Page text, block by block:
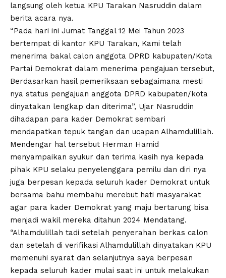
langsung oleh ketua KPU Tarakan Nasruddin dalam
berita acara nya.
“Pada hari ini Jumat Tanggal 12 Mei Tahun 2023
bertempat di kantor KPU Tarakan, Kami telah
menerima bakal calon anggota DPRD kabupaten/Kota
Partai Demokrat dalam menerima pengajuan tersebut,
Berdasarkan hasil pemeriksaan sebagaimana mesti
nya status pengajuan anggota DPRD kabupaten/kota
dinyatakan lengkap dan diterima”, Ujar Nasruddin
dihadapan para kader Demokrat sembari
mendapatkan tepuk tangan dan ucapan Alhamdulillah.
Mendengar hal tersebut Herman Hamid
menyampaikan syukur dan terima kasih nya kepada
pihak KPU selaku penyelenggara pemilu dan diri nya
juga berpesan kepada seluruh kader Demokrat untuk
bersama bahu membahu merebut hati masyarakat
agar para kader Demokrat yang maju bertarung bisa
menjadi wakil mereka ditahun 2024 Mendatang.
“Alhamdulillah tadi setelah penyerahan berkas calon
dan setelah di verifikasi Alhamdulillah dinyatakan KPU
memenuhi syarat dan selanjutnya saya berpesan
kepada seluruh kader mulai saat ini untuk melakukan